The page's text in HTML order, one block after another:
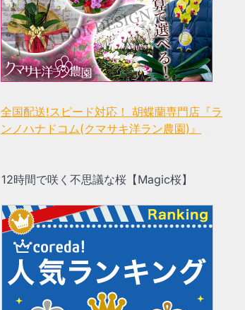
全国配送!スピード対応！ 胡蝶蘭専門店『ラ
ンノハナドコム(クマサキ洋ラン農園)』
12時間で咲く不思議な桜【Magic桜】